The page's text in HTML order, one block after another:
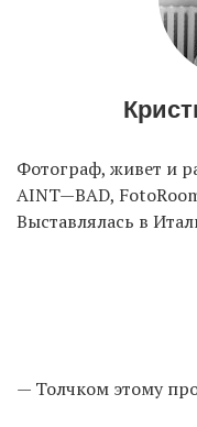
Фотограф, живет и
AINT—BAD,
Выставлялась в
— Толчком этому